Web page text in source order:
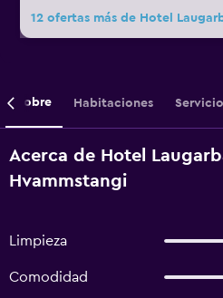
12 ofertas más de Hotel
Sobre Habitaciones
Acerca de Hotel
Hvammstangi
Limpieza
Comodidad